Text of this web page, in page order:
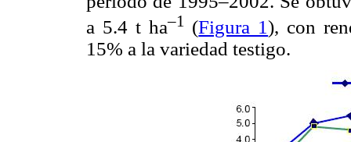
a 5.4 t ha–1 (Figura 1), con
15% a la variedad testigo.